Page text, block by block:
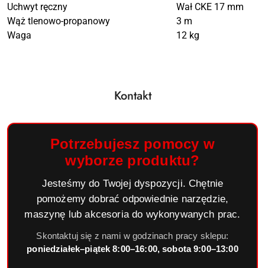
Uchwyt ręczny
Wał CKE 17 mm
Wąż tlenowo-propanowy
3 m
Waga
12 kg
Kontakt
Potrzebujesz pomocy w
wyborze produktu?
Jesteśmy do Twojej dyspozycji. Chętnie
pomożemy dobrać odpowiednie narzędzie,
maszynę lub akcesoria do wykonywanych prac.
Skontaktuj się z nami w godzinach pracy sklepu:
poniedziałek–piątek 8:00–16:00, sobota 9:00–13:00